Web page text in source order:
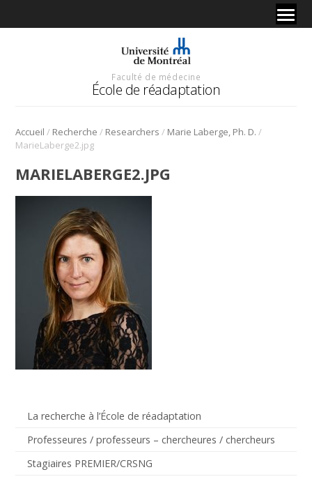
Faculté de médecine
École de réadaptation
Accueil / Recherche / Researchers / Marie Laberge, Ph. D. /
MarieLaberge2.jpg
La recherche à l’École de réadaptation
Professeures / professeurs – chercheures / chercheurs
Stagiaires PREMIER/CRSNG
MARIELABERGE2.JPG